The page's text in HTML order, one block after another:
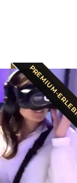
PREMIUM-